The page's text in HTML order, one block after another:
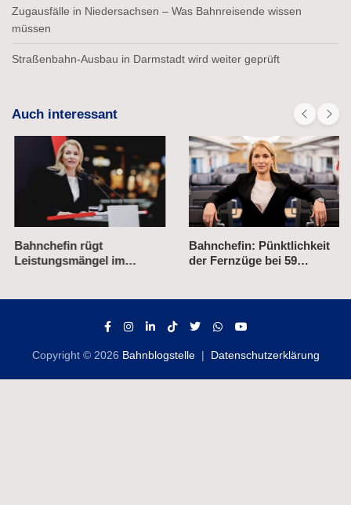
Zugausfälle in Niedersachsen – Was Bahnreisende wissen
müssen
Straßenbahn-Ausbau in Darmstadt wird weiter geprüft
Auch interessant
Bahnchefin rügt
Leistungsmängel im
Bahnchefin: Pünktlichkeit
der Fernzüge bei 59
Copyright © 2026 Bahnblogstelle Datenschutzerklärung